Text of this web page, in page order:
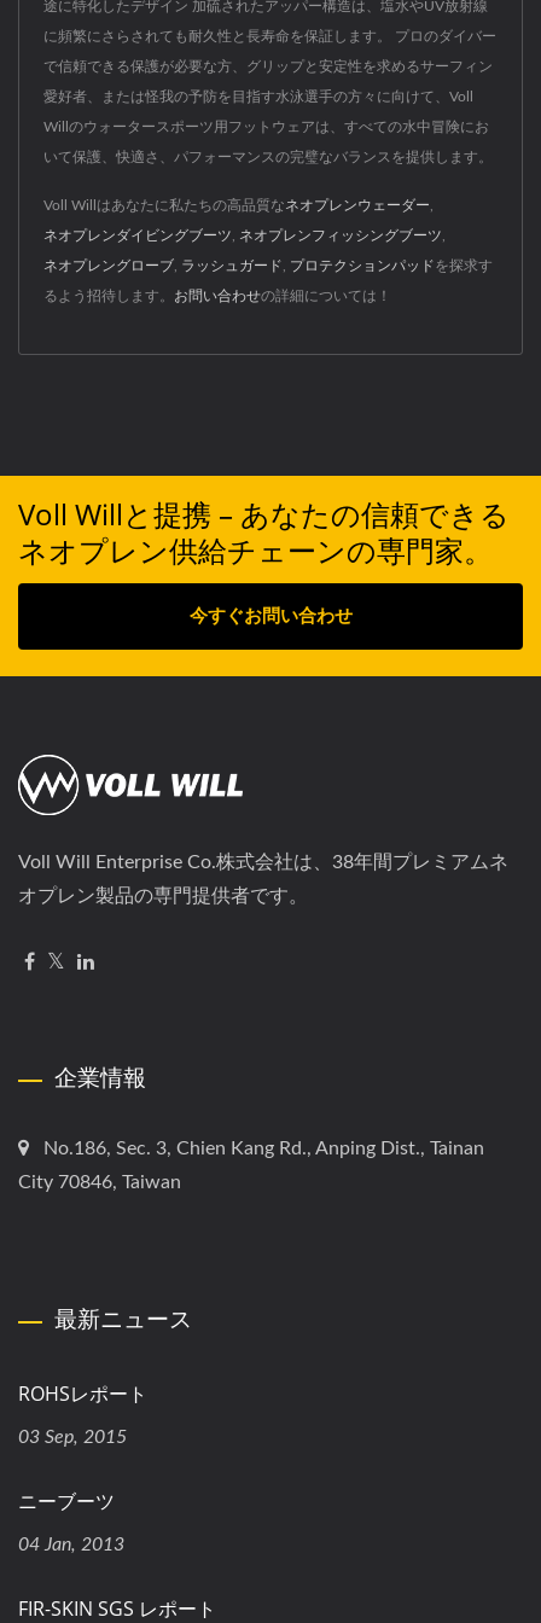
途に特化したデザイン 加硫されたアッパー構造は、塩水やUV放射線
に頻繁にさらされても耐久性と長寿命を保証します。 プロのダイバー
で信頼できる保護が必要な方、グリップと安定性を求めるサーフィン
愛好者、または怪我の予防を目指す水泳選手の方々に向けて、Voll
Willのウォータースポーツ用フットウェアは、すべての水中冒険にお
いて保護、快適さ、パフォーマンスの完璧なバランスを提供します。
Voll Willはあなたに私たちの高品質なネオプレンウェーダー
ネオプレンダイビングブーツ ネオプレンフィッシングブーツ
ネオプレングローブ ラッシュガード プロテクションパッドを探求す
るよう招待します。 お問い合わせの詳細については！
Voll Willと提携 – あなたの信頼できる
ネオプレン供給チェーンの専門家。
今すぐお問い合わせ
Voll Will Enterprise Co.株式会社は、38年間プレミアムネ
オプレン製品の専門提供者です。
企業情報
No.186, Sec. 3, Chien Kang Rd., Anping Dist., Tainan
City 70846, Taiwan
最新ニュース
ROHSレポート
03 Sep, 2015
ニーブーツ
04 Jan, 2013
FIR-SKIN SGS レポート